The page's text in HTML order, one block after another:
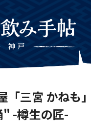
「三宮 かねも
-樽生の匠-